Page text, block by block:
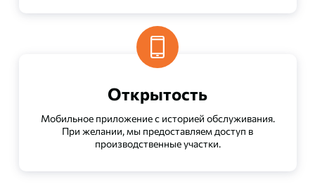
Открытость
Мобильное приложение с историей обслуживания.
При желании, мы предоставляем доступ в
производственные участки.